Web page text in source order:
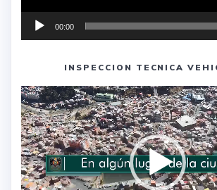
00:00
INSPECCION TECNICA
Reproductor
de
vídeo